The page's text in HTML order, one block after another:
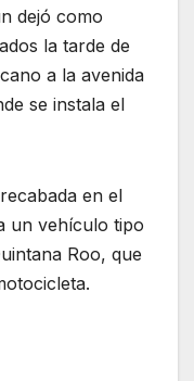
dejó como
la tarde de
a la avenida
se instala el
en el
un vehículo tipo
Roo, que